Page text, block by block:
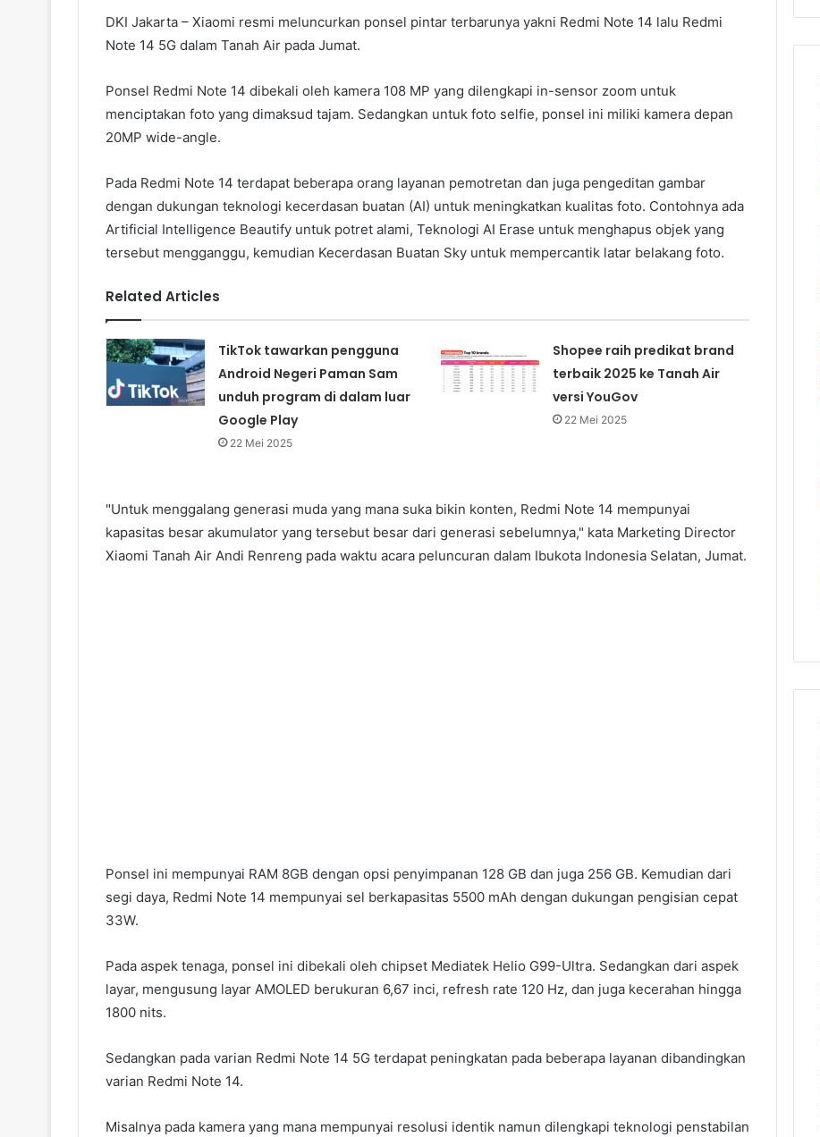
DKI Jakarta – Xiaomi resmi meluncurkan ponsel pintar terbarunya yakni Redmi Note 14 lalu Redmi
Note 14 5G dalam Tanah Air pada Jumat.
Ponsel Redmi Note 14 dibekali oleh kamera 108 MP yang dilengkapi in-sensor zoom untuk
menciptakan foto yang dimaksud tajam. Sedangkan untuk foto selfie, ponsel ini miliki kamera depan
20MP wide-angle.
Pada Redmi Note 14 terdapat beberapa orang layanan pemotretan dan juga pengeditan gambar
dengan dukungan teknologi kecerdasan buatan (AI) untuk meningkatkan kualitas foto. Contohnya ada
Artificial Intelligence Beautify untuk potret alami, Teknologi AI Erase untuk menghapus objek yang
tersebut mengganggu, kemudian Kecerdasan Buatan Sky untuk mempercantik latar belakang foto.
Related Articles
TikTok tawarkan pengguna
Android Negeri Paman Sam
unduh program di dalam luar
Google Play
22 Mei 2025
Shopee raih predikat brand
terbaik 2025 ke Tanah Air
versi YouGov
22 Mei 2025
"Untuk menggalang generasi muda yang mana suka bikin konten, Redmi Note 14 mempunyai
kapasitas besar akumulator yang tersebut besar dari generasi sebelumnya," kata Marketing Director
Xiaomi Tanah Air Andi Renreng pada waktu acara peluncuran dalam Ibukota Indonesia Selatan, Jumat.
Ponsel ini mempunyai RAM 8GB dengan opsi penyimpanan 128 GB dan juga 256 GB. Kemudian dari
segi daya, Redmi Note 14 mempunyai sel berkapasitas 5500 mAh dengan dukungan pengisian cepat
33W.
Pada aspek tenaga, ponsel ini dibekali oleh chipset Mediatek Helio G99-Ultra. Sedangkan dari aspek
layar, mengusung layar AMOLED berukuran 6,67 inci, refresh rate 120 Hz, dan juga kecerahan hingga
1800 nits.
Sedangkan pada varian Redmi Note 14 5G terdapat peningkatan pada beberapa layanan dibandingkan
varian Redmi Note 14.
Misalnya pada kamera yang mana mempunyai resolusi identik namun dilengkapi teknologi penstabilan